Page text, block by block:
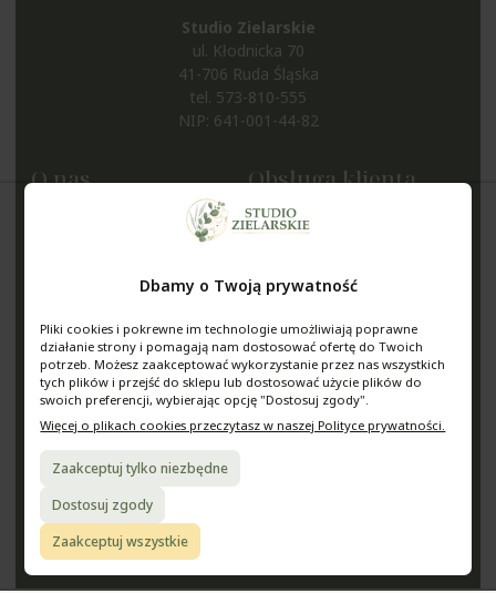
Studio Zielarskie
ul. Kłodnicka 70
41-706 Ruda Śląska
tel. 573-810-555
NIP: 641-001-44-82
O nas
Zielarnia na Śląsku
Obsługa klienta
Metody płatności
Czas realizacji zamówienia
Pomoc
Regulamin sklepu
Polityka prywatności
Jak kupować?
Pytania i odpowiedzi
Moje konto
Twoje zamówienia
Ustawienia konta
Media
StudioZielarskie
Dbamy o Twoją prywatność
Pliki cookies i pokrewne im technologie umożliwiają poprawne
działanie strony i pomagają nam dostosować ofertę do Twoich
potrzeb. Możesz zaakceptować wykorzystanie przez nas wszystkich
tych plików i przejść do sklepu lub dostosować użycie plików do
swoich preferencji, wybierając opcję "Dostosuj zgody".
Więcej o plikach cookies przeczytasz w naszej Polityce prywatności.
Zaakceptuj tylko niezbędne
Dostosuj zgody
Zaakceptuj wszystkie